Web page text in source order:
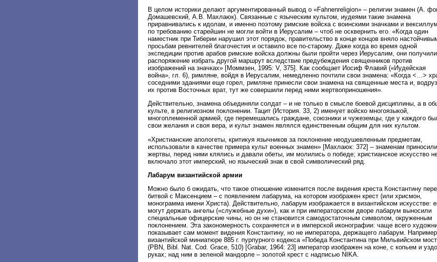
В целом историки делают аргументированный вывод о «Fаhnenreligion» – религии знамен (А.
Домашевский, А.В. Махлаюк). Связанные с языческим культом, иудеями такие знамена
приравнивались к идолам, и именно поэтому римские войска с воинскими значками и
по требованию старейшин не могли войти в Иерусалим – чтоб не осквернить его. «Когда один
наместник при Тиберии нарушил этот порядок, правительство в конце концов вняло
просьбам ревнителей благочестия и оставило все по-старому. Даже когда во время одной
экспедиции против арабов римские войска должны были пройти через Иерусалим, они получили
распоряжение избрать другой маршрут вследствие предубеждения священников против
изображений на значках» [Моммзен, 1995: V, 375]. Как сообщает Иосиф Флавий («Иудейская
война», гл. 6), римляне, войдя в Иерусалим, немедленно почтили свои знамена: «Когда <…>
соседними зданиями еще горел, римляне принесли свои знамена на священные места и,
их против Восточных врат, тут же совершили перед ними жертвоприношения».
Действительно, знамена объединяли солдат – и не только в смысле боевой дисциплины, а в
культе, в религиозном поклонении. Тацит (История. 33, 2) именует войско многоязыкой,
многоплеменной армией, где перемешались граждане, союзники и чужеземцы, где у каждого
свои желания и своя вера, и культ знамен являлся единственным общим для них культом.
«Христианские апологеты, критикуя язычников за поклонение неодушевленным предметам,
использовали в качестве примера культ военных знамен» [Махлаюк: 372] – знаменам
жертвы, перед ними клялись и давали обеты, им молились о победе; христианское искусство
включало этот имперский, но языческий знак в свой символический ряд.
Лабарум византийской армии
Можно было б ожидать, что такое отношение изменится после видения креста Константину
битвой с Максенцием – с появлением лабарума, на котором изображен крест (или хрисмон,
монограмма имени Христа). Действительно, лабарум изображается в византийском искусстве:
могут держать ангелы («служебные духи»), как и при императорском дворе лабарум выносили
специальные офицерские чины, но он не становится самодостаточным символом, окруженным
поклонением. Эта закономерность сохраняется и в имперской иконографии: чаще всего
показывает сам момент видения Константину, но не императора, держащего лабарум.
византийской миниатюре 885 г. пурпурного кодекса «Победа Константина при Мильвийском
(PBN, Bibl. Nat. Cod. Grace, 510) [Grabar, 1964: 23] император изображен на коне, с копьем и
руках; над ним в зеленой мандорле – золотой крест с надписью NIKA.